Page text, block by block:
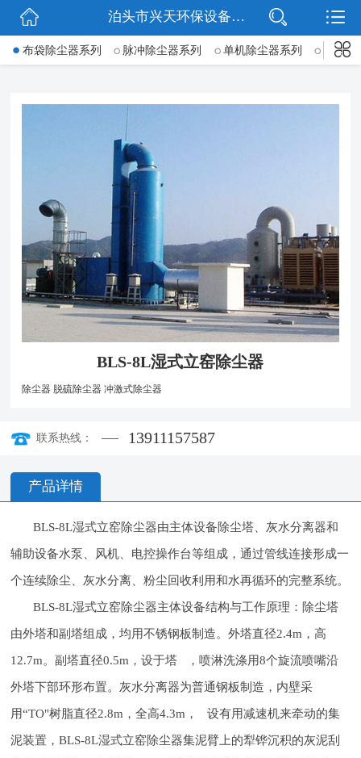
网站首页
新闻动态
联系我们
泊头市兴天环保设备有限公司
布袋除尘器系列 脉冲除尘器系列 单机除尘器系列 锅炉
BLS-8L湿式立窑除尘器
除尘器 脱硫除尘器冲激式除尘器
联系热线： 13911157587
产品详情
BLS-8L湿式立窑除尘器由主体设备除尘塔、灰水分离器和
辅助设备水泵、风机、电控操作台等组成，通过管线连接形成一
个连续除尘、灰水分离、粉尘回收利用和水再循环的完整系统。
BLS-8L湿式立窑除尘器主体设备结构与工作原理：除尘塔
由外塔和副塔组成，均用不锈钢板制造。外塔直径2.4m，高
12.7m。副塔直径0.5m，设于塔 ，喷淋洗涤用8个旋流喷嘴沿
外塔下部环形布置。灰水分离器为普通钢板制造，内壁采
用“TO"树脂直径2.8m，全高4.3m， 设有用减速机来牵动的集
泥装置，BLS-8L湿式立窑除尘器集泥臂上的犁铧沉积的灰泥刮